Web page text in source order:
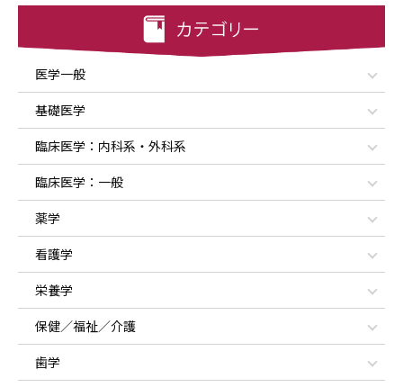
医学一般
基礎医学
臨床医学：内科系・外科系
臨床医学：一般
薬学
看護学
栄養学
保健／福祉／介護
歯学